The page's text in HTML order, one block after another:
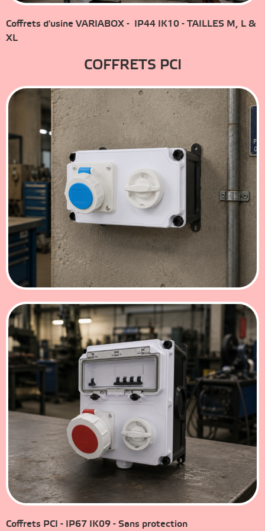
Coffrets d'usine VARIABOX - IP44 IK10 - TAILLES M, L &
XL
COFFRETS PCI
Coffrets PCI - IP67 IK09 - Sans protection